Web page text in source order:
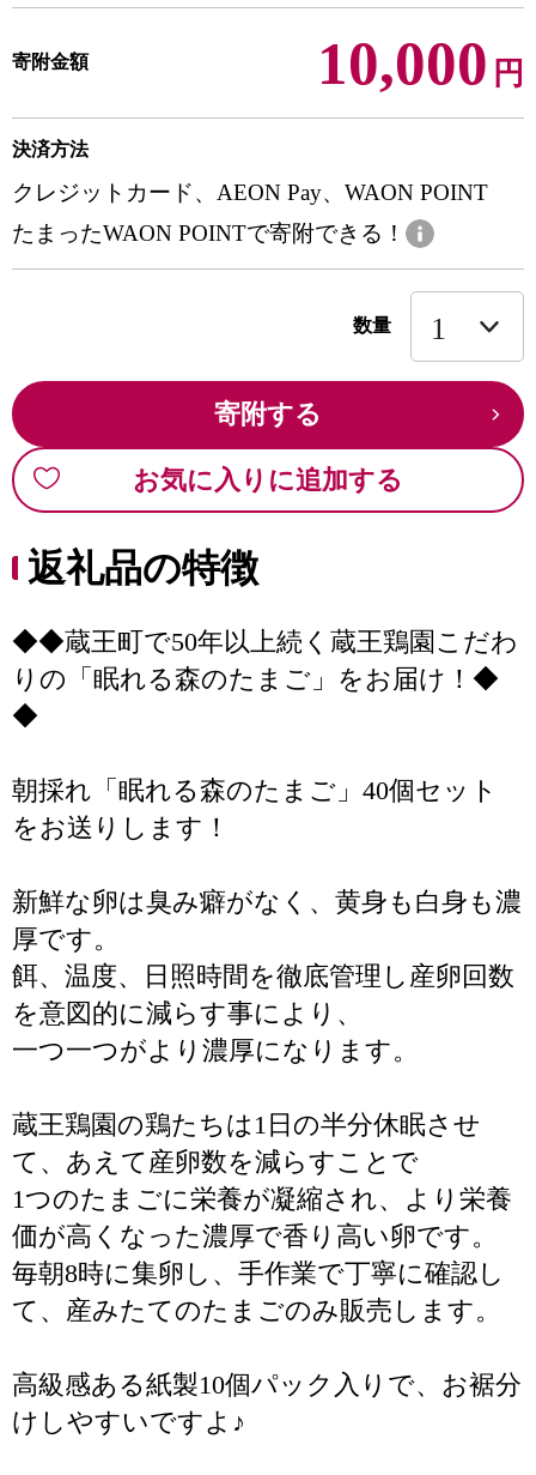
寄附金額 10,000 円
決済方法
クレジットカード、AEON Pay、WAON POINT
たまったWAON POINTで寄附できる！
数量
寄附する
お気に入りに追加する
返礼品の特徴
◆◆蔵王町で50年以上続く蔵王鶏園こだわ
りの「眠れる森のたまご」をお届け！◆
◆
朝採れ「眠れる森のたまご」40個セット
をお送りします！
新鮮な卵は臭み癖がなく、黄身も白身も濃
厚です。
餌、温度、日照時間を徹底管理し産卵回数
を意図的に減らす事により、
一つ一つがより濃厚になります。
蔵王鶏園の鶏たちは1日の半分休眠させ
て、あえて産卵数を減らすことで
1つのたまごに栄養が凝縮され、より栄養
価が高くなった濃厚で香り高い卵です。
毎朝8時に集卵し、手作業で丁寧に確認し
て、産みたてのたまごのみ販売します。
高級感ある紙製10個パック入りで、お裾分
けしやすいですよ♪